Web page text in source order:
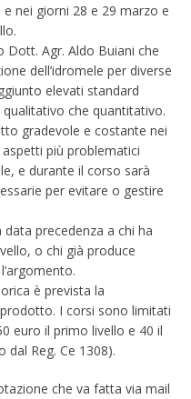
nei giorni 28 e 29 marzo e
Dott. Agr. Aldo Buiani che
dell’idromele per diverse
elevati standard
che quantitativo.
gradevole e costante nei
più problematici
e durante il corso sarà
per evitare o gestire
precedenza a chi ha
o chi già produce
è prevista la
I corsi sono limitati
euro il primo livello e 40 il
Reg. Ce 1308).
che va fatta via mail